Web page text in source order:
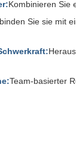
Kombinieren Sie
Sie sie mit
Team-basierter